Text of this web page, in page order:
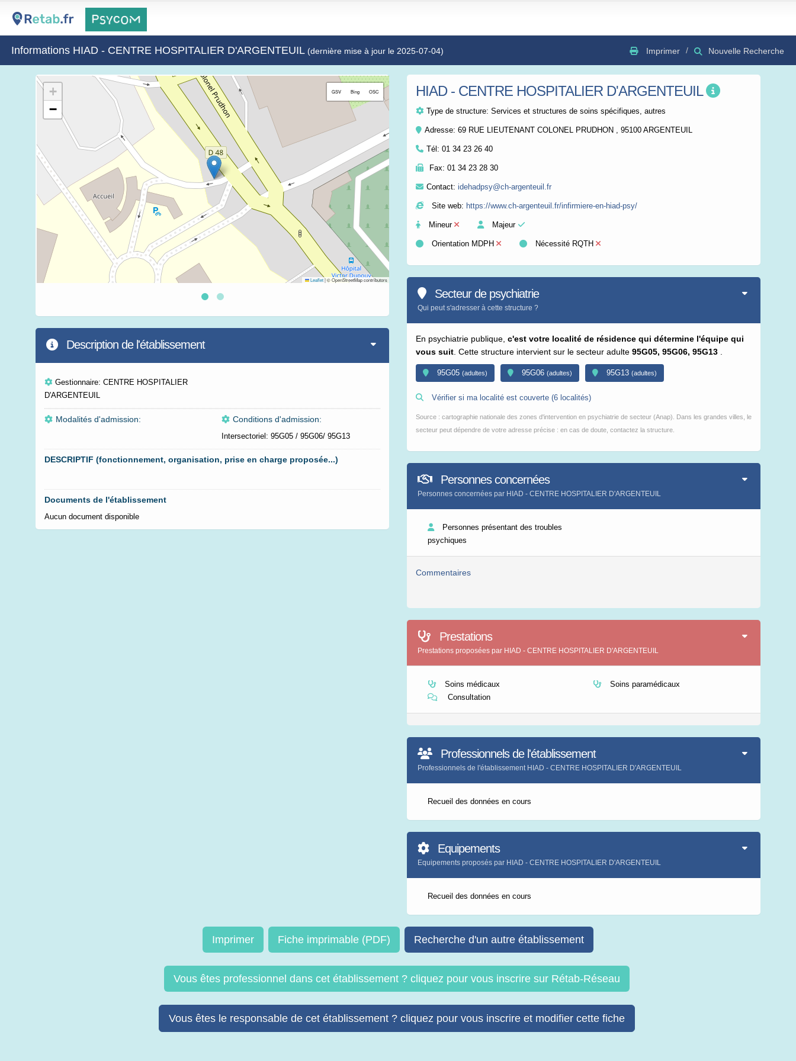
Informations HIAD - CENTRE HOSPITALIER D'ARGENTEUIL (dernière mise à jour le 2025-07-04) Imprimer Nouvelle Recherche
+
−
GSV Bing OSC
Leaflet|© OpenStreetMap contributors
GSV Bing
Description de l'établissement
Gestionnaire: CENTRE HOSPITALIER
D'ARGENTEUIL
Modalités d'admission: Conditions d'admission:
Intersectoriel: 95G05 / 95G06/ 95G13
DESCRIPTIF (fonctionnement, organisation, prise en charge proposée...)
Documents de l'établissement
Aucun document disponible
HIAD - CENTRE HOSPITALIER D'ARGENTEUIL
Type de structure: Services et structures de soins spécifiques, autres
Adresse: 69 RUE LIEUTENANT COLONEL PRUDHON , 95100 ARGENTEUIL
Tél: 01 34 23 26 40
Fax: 01 34 23 28 30
Contact: idehadpsy@ch-argenteuil.fr
Site web: https://www.ch-argenteuil.fr/infirmiere-en-hiad-psy/
Mineur Majeur
Orientation MDPH Nécessité RQTH
Secteur de psychiatrie
Qui peut s'adresser à cette structure ?
En psychiatrie publique, c'est votre localité de résidence qui détermine l'équipe qui
vous suit . Cette structure intervient sur le secteur adulte 95G05, 95G06, 95G13
95G05 (adultes) 95G06 (adultes) 95G13 (adultes)
Vérifier si ma localité est couverte (6 localités)
Source : cartographie nationale des zones d'intervention en psychiatrie de secteur (Anap). Dans les grandes villes, le
secteur peut dépendre de votre adresse précise : en cas de doute, contactez la structure.
Personnes concernées
Personnes concernées par HIAD - CENTRE HOSPITALIER D'ARGENTEUIL
Personnes présentant des troubles
psychiques
Commentaires
Prestations
Prestations proposées par HIAD - CENTRE HOSPITALIER D'ARGENTEUIL
Soins médicaux
Soins paramédicaux
Consultation
Professionnels de l'établissement
Professionnels de l'établissement HIAD - CENTRE HOSPITALIER D'ARGENTEUIL
Recueil des données en cours
Equipements
Equipements proposés par HIAD - CENTRE HOSPITALIER D'ARGENTEUIL
Recueil des données en cours
Imprimer Fiche imprimable (PDF) Recherche d'un autre établissement
Vous êtes professionnel dans cet établissement ? cliquez pour vous inscrire sur Rétab-Réseau
Vous êtes le responsable de cet établissement ? cliquez pour vous inscrire et modifier cette fiche